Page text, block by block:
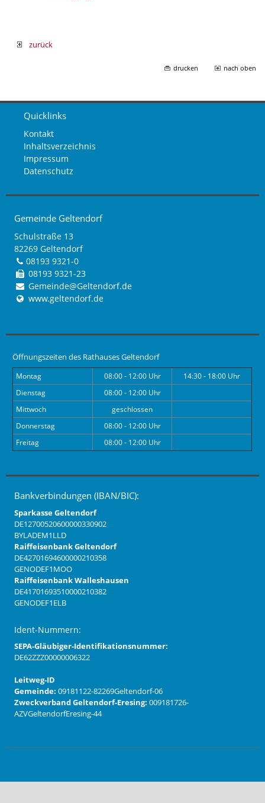
zurück
drucken nach oben
Quicklinks
Kontakt
Inhaltsverzeichnis
Impressum
Datenschutz
Gemeinde Geltendorf
Schulstraße 13
82269 Geltendorf
08193 9321-0
08193 9321-23
Gemeinde@Geltendorf.de
www.geltendorf.de
Öffnungszeiten des Rathauses Geltendorf
Montag 08:00 - 12:00 Uhr
14:30 - 18:00 Uhr
Dienstag
08:00 - 12:00 Uhr
Mittwoch
geschlossen
Donnerstag
08:00 - 12:00 Uhr
Freitag
08:00 - 12:00 Uhr
Bankverbindungen (IBAN/BIC):
Sparkasse Geltendorf
DE12700520600000330902
BYLADEM1LLD
Raiffeisenbank Geltendorf
DE42701694600000210358
GENODEF1MOO
Raiffeisenbank Walleshausen
DE41701693510000210382
GENODEF1ELB
Ident-Nummern:
SEPA-Gläubiger-Identifikationsnummer:
DE62ZZZ00000006322
Leitweg-ID
Gemeinde: 09181122-82269Geltendorf-06
Zweckverband Geltendorf-Eresing: 009181726-
AZVGeltendorfEresing-44